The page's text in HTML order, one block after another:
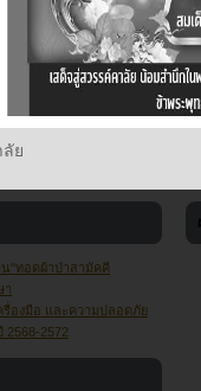
น"ทอดผ้าป่าสามัคคี
า
รื่องมือ และความปลอดภัย
2572
ลัย